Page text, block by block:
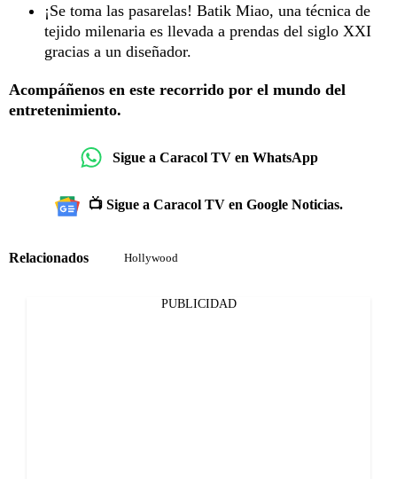
¡Se toma las pasarelas! Batik Miao, una técnica de
tejido milenaria es llevada a prendas del siglo XXI
gracias a un diseñador.
Acompáñenos en este recorrido por el mundo del
entretenimiento.
Sigue a Caracol TV en WhatsApp
📺 Sigue a Caracol TV en Google Noticias.
Relacionados Hollywood
PUBLICIDAD